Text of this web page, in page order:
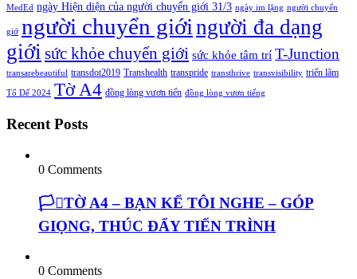
MedEd ngày Hiện diện của người chuyển giới 31/3 ngày im lặng người chuyển
giớ người chuyển giớingười đa dạng
giới sức khỏe chuyển giới sức khỏe tâm trí T-Junction
transarebeautiful transdot2019 Transhealth transpride transthrive transvisibility triển lãm
Tổ Dế 2024 Tờ A4 đồng lòng vươn tiến đồng lòng vươn tiếng
Recent Posts
0 Comments
🏳️‍⚧️TỜ A4 – BẠN KỂ TÔI NGHE – GÓP
GIỌNG, THÚC ĐẨY TIẾN TRÌNH
0 Comments